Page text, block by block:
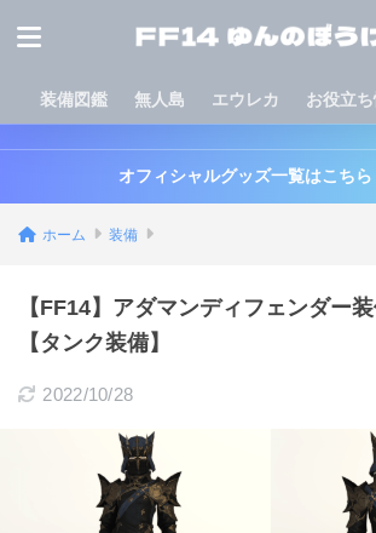
装備図鑑 無人島 エウレカ お役立
オフィシャルグッズ一覧はこちら
ホーム 装備
【FF14】アダマンディフェンダー
【タンク装備】
2022/10/28